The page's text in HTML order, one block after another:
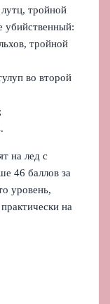
тройной
убийственный:
тройной
во второй
на лед с
46 баллов за
уровень,
на